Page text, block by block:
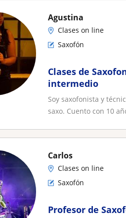
Agustina
Clases on line
Saxofón
Clases de
intermedio
Soy saxofonista y
saxo. Cuento con 10
Carlos
Clases on line
Saxofón
Profesor de